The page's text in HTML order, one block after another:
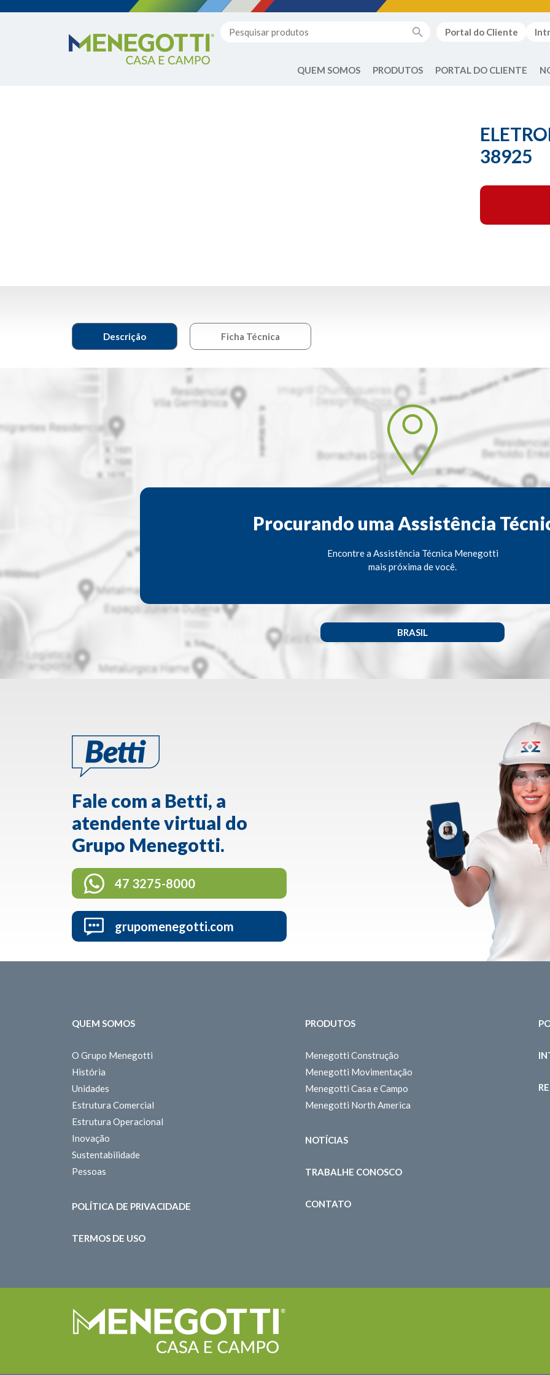
Portal do Cliente
QUEM SOMOS PRODUTOS PORTAL DO CLIENTE
38925
Descrição Ficha Técnica
Procurando uma Assistência
Encontre a Assistência Técnica Menegotti
mais próxima de você.
BRASIL
Fale com a Betti, a
atendente virtual do
Grupo Menegotti.
47 3275-8000
grupomenegotti.com
QUEM SOMOS
O Grupo Menegotti
História
Unidades
Estrutura Comercial
Estrutura Operacional
Inovação
Sustentabilidade
Pessoas
POLÍTICA DE PRIVACIDADE
TERMOS DE USO
PRODUTOS
Menegotti Construção
Menegotti Movimentação
Menegotti Casa e Campo
Menegotti North America
NOTÍCIAS
TRABALHE CONOSCO
CONTATO